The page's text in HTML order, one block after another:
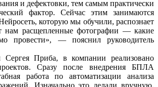
и дефектовки, тем самым практически
фактор. Сейчас этим занимаются
которую мы обучили, распознает
нам расщепленные фотографии — какие
провести», — пояснил руководитель
Сергея Приба, в компании реализовано
Сразу после внедрения БПЛА
работа по автоматизации анализа
Изначально это делали вручную,